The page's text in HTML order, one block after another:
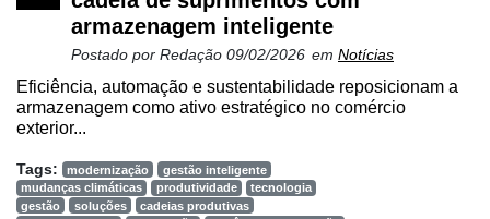
e
Commerce
Informatização
da
Agricultura
Vertical
armazenagem inteligente
Postado por Redação 09/02/2026 em Notícias
Eficiência, automação e sustentabilidade reposicionam a
armazenagem como ativo estratégico no comércio
exterior...
Tags: modernização
gestão inteligente
mudanças climáticas
produtividade
tecnologia
gestão
soluções
cadeias produtivas